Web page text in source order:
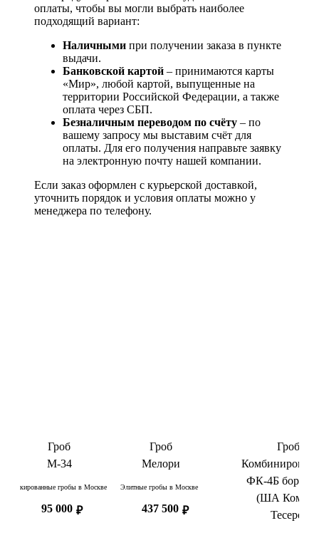
оплаты, чтобы вы могли выбрать наиболее
подходящий вариант:
Наличными при получении заказа в пункте
выдачи.
Банковской картой – принимаются карты
«Мир», любой картой, выпущенные на
территории Российской Федерации, а также
оплата через СБП.
Безналичным переводом по счёту – по
вашему запросу мы выставим счёт для
оплаты. Для его получения направьте заявку
на электронную почту нашей компании.
Если заказ оформлен с курьерской доставкой,
уточнить порядок и условия оплаты можно у
менеджера по телефону.
Гроб
М-34
Лакированные гробы в Москве
₽
95 000
Гроб
Мелори
Элитные гробы в Москве
₽
437 500
Гроб
ФК-4Б
(ША Комби
Тесеро)